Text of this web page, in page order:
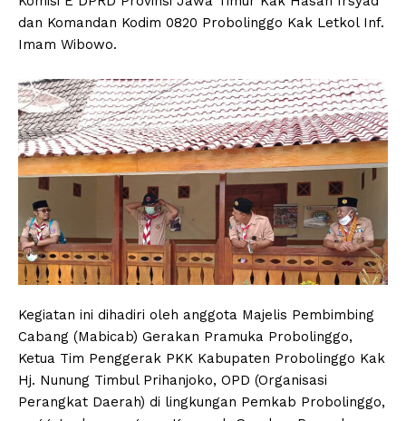
dan Komandan Kodim 0820 Probolinggo Kak Letkol Inf.
Imam Wibowo.
Kegiatan ini dihadiri oleh anggota Majelis Pembimbing
Cabang (Mabicab) Gerakan Pramuka Probolinggo,
Ketua Tim Penggerak PKK Kabupaten Probolinggo Kak
Hj. Nunung Timbul Prihanjoko, OPD (Organisasi
Perangkat Daerah) di lingkungan Pemkab Probolinggo,